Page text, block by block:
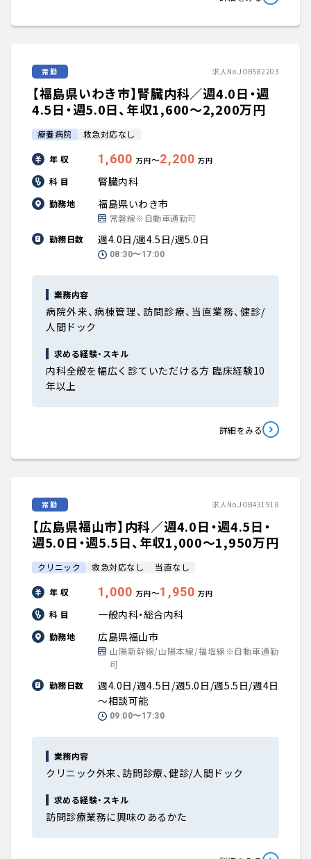
常勤 求人No.JOB582203
【福島県いわき市】腎臓内科／週4.0日・週
4.5日・週5.0日、年収1,600〜2,200万円
療養病院 救急対応なし
年 収 1,600 万円〜2,200 万円
科 目 腎臓内科
勤務地 福島県いわき市
常磐線※自動車通勤可
勤務日数
週4.0日/週4.5日/週5.0日
08:30〜17:00
業務内容
病院外来、病棟管理、訪問診療、当直業務、健診/
人間ドック
求める経験・スキル
内科全般を幅広く診ていただける方 臨床経験10
年以上
詳細をみる
常勤 求人No.JOB431918
【広島県福山市】内科／週4.0日・週4.5日・
週5.0日・週5.5日、年収1,000〜1,950万円
クリニック 救急対応なし 当直なし
年 収 1,000 万円〜1,950 万円
科 目 一般内科・総合内科
勤務地 広島県福山市
山陽新幹線/山陽本線/福塩線※自動車通勤
可
勤務日数
週4.0日/週4.5日/週5.0日/週5.5日/週4日
～相談可能
09:00〜17:30
業務内容
クリニック外来、訪問診療、健診/人間ドック
求める経験・スキル
訪問診療業務に興味のあるかた